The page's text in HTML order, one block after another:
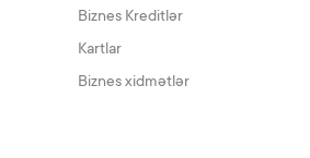
Biznes Kreditlər
Kartlar
Biznes xidmətlər